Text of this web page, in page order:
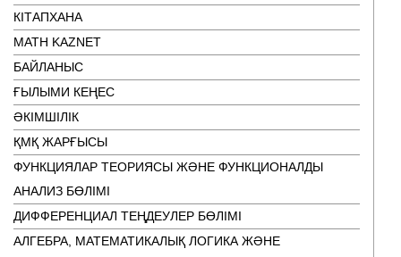
КІТАПХАНА
MATH KAZNET
БАЙЛАНЫС
ҒЫЛЫМИ КЕҢЕС
ӘКІМШІЛІК
ҚМҚ ЖАРҒЫСЫ
ФУНКЦИЯЛАР ТЕОРИЯСЫ ЖӘНЕ ФУНКЦИОНАЛДЫ
АНАЛИЗ БӨЛІМІ
ДИФФЕРЕНЦИАЛ ТЕҢДЕУЛЕР БӨЛІМІ
АЛГЕБРА, МАТЕМАТИКАЛЫҚ ЛОГИКА ЖӘНЕ